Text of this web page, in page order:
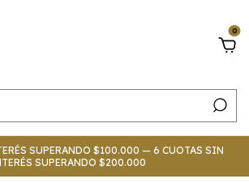
0
SUPERANDO $100.000 — 6 CUOTAS SIN
SUPERANDO $200.000